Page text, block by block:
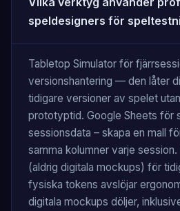
speldesigners för
Tabletop Simulator för
versionshantering — den låter
tidigare versioner av spelet
prototyptid. Google Sheets för
sessionsdata – skapa en mall
samma kolumner varje
(aldrig digitala mockups) för
fysiska tokens avslöjar
digitala mockups döljer,